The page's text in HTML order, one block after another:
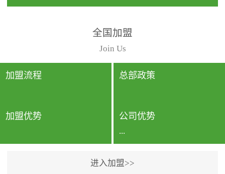
动，人类长时间停留的室
内空间都有整体消毒的需
要。因为空间内人流携带
的、空气...
行国家规定的标准检测方
法，空气采样量准确，检
测结果可靠，远胜于其他
检测...
全国加盟
Join Us
加盟流程 总部政策
加盟优势 公司优势
...
进入加盟>>